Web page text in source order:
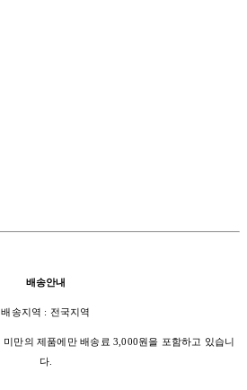
배송안내
배송지역 : 전국지역
미만의 제품에만 배송료 3,000원을 포함하고 있습니
다.